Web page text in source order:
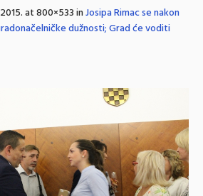
at 800×533 inJosipa Rimac se nakon
dužnosti; Grad će voditi